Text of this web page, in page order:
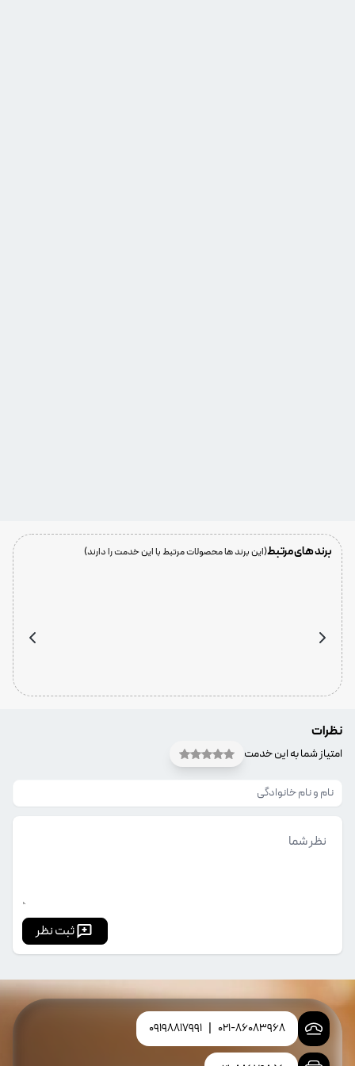
برند های مرتبط(این برند ها محصولات مرتبط با این خدمت را دارند)
نظرات
امتیاز شما به این خدمت
ثبت نظر
021-86083968
09198817991